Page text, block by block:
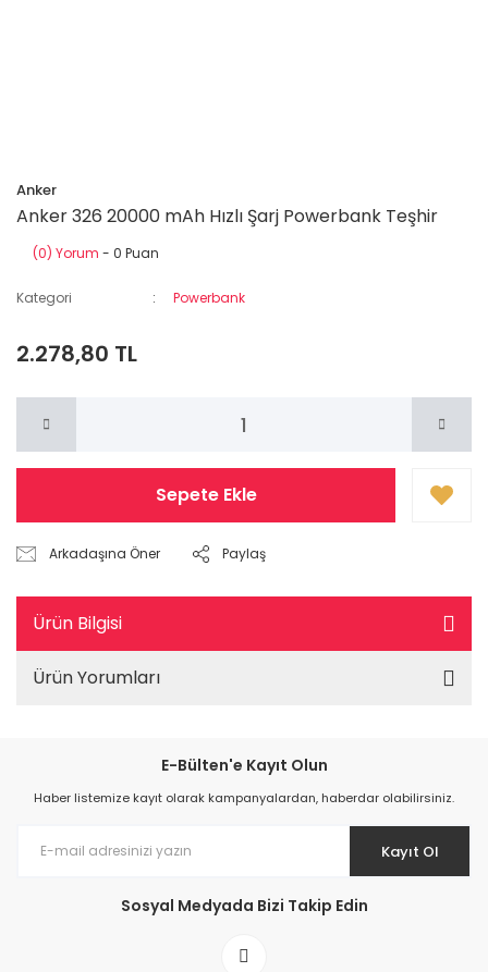
Anker
Anker 326 20000 mAh Hızlı Şarj Powerbank Teşhir
(0) Yorum - 0 Puan
Kategori Powerbank
2.278,80 TL
Sepete Ekle
Arkadaşına Öner Paylaş
Ürün Bilgisi
Ürün Yorumları
E-Bülten'e Kayıt Olun
Haber listemize kayıt olarak kampanyalardan, haberdar olabilirsiniz.
Kayıt Ol
Sosyal Medyada Bizi Takip Edin